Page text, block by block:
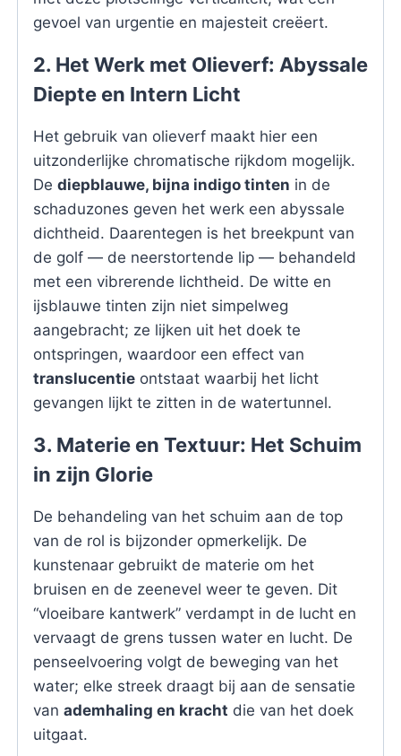
gevoel van urgentie en majesteit creëert.
2. Het Werk met Olieverf: Abyssale
Diepte en Intern Licht
Het gebruik van olieverf maakt hier een
uitzonderlijke chromatische rijkdom mogelijk.
De diepblauwe, bijna indigo tinten in de
schaduzones geven het werk een abyssale
dichtheid. Daarentegen is het breekpunt van
de golf — de neerstortende lip — behandeld
met een vibrerende lichtheid. De witte en
ijsblauwe tinten zijn niet simpelweg
aangebracht; ze lijken uit het doek te
ontspringen, waardoor een effect van
translucentieontstaat waarbij het licht
gevangen lijkt te zitten in de watertunnel.
3. Materie en Textuur: Het Schuim
in zijn Glorie
De behandeling van het schuim aan de top
van de rol is bijzonder opmerkelijk. De
kunstenaar gebruikt de materie om het
bruisen en de zeenevel weer te geven. Dit
“vloeibare kantwerk” verdampt in de lucht en
vervaagt de grens tussen water en lucht. De
penseelvoering volgt de beweging van het
water; elke streek draagt bij aan de sensatie
van ademhaling en kracht die van het doek
uitgaat.